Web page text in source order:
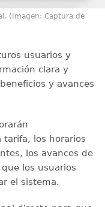
(Imagen: Captura de
usuarios y
clara y
y avances
los horarios
los avances de
los usuarios
el sistema.